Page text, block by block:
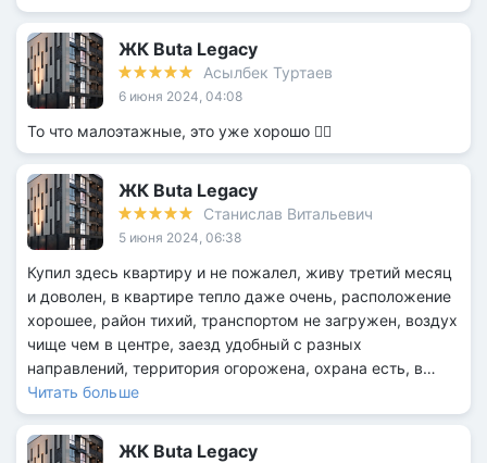
ЖК Buta Legacy
Асылбек Туртаев
6 июня 2024, 04:08
То что малоэтажные, это уже хорошо ✊🏼
ЖК Buta Legacy
Станислав Витальевич
5 июня 2024, 06:38
Купил здесь квартиру и не пожалел, живу третий месяц
и доволен, в квартире тепло даже очень, расположение
хорошее, район тихий, транспортом не загружен, воздух
чище чем в центре, заезд удобный с разных
направлений, территория огорожена, охрана есть, в
целом всё хорошо 🔥
Читать больше
ЖК Buta Legacy